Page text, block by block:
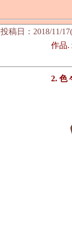
投稿日：2018/11/
作品.
2. 色